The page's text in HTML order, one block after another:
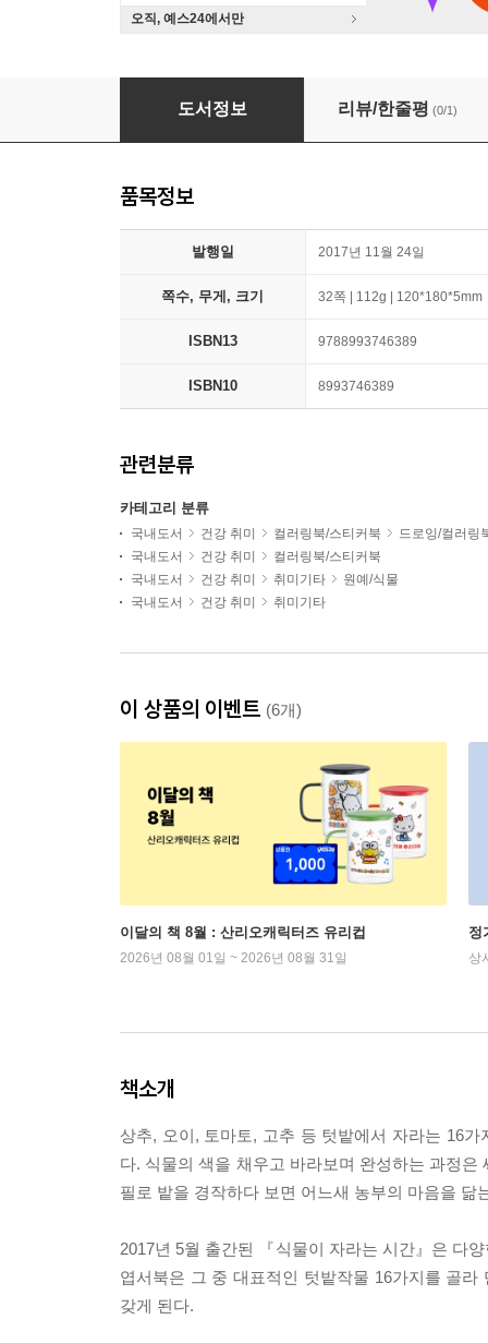
오직, 예스24에서만
식물이 자라는 시간 컬러링 엽서북
도서정보 리뷰/한줄평 (0/1)
품목정보
발행일 2017년 11월 24일
쪽수, 무게, 크기 32쪽 | 112g | 120*180*5mm
ISBN13 9788993746389
ISBN10 8993746389
관련분류
카테고리 분류
국내도서 건강 취미 컬러링북/스티커북
드로잉/컬러링
국내도서
건강 취미
컬러링북/스티커북
국내도서
건강 취미 취미기타
원예/식물
국내도서
건강 취미 취미기타
이 상품의 이벤트 (6개)
이달의 책 8월 : 산리오캐릭터즈 유리컵
2026년 08월 01일 ~ 2026년 08월 31일
정
상
책소개
상추, 오이, 토마토, 고추 등 텃밭에서 자라는 16
다. 식물의 색을 채우고 바라보며 완성하는 과정
필로 밭을 경작하다 보면 어느새 농부의 마음을 닮
2017년 5월 출간된 『식물이 자라는 시간』은 다
엽서북은 그 중 대표적인 텃밭작물 16가지를 골
갖게 된다.